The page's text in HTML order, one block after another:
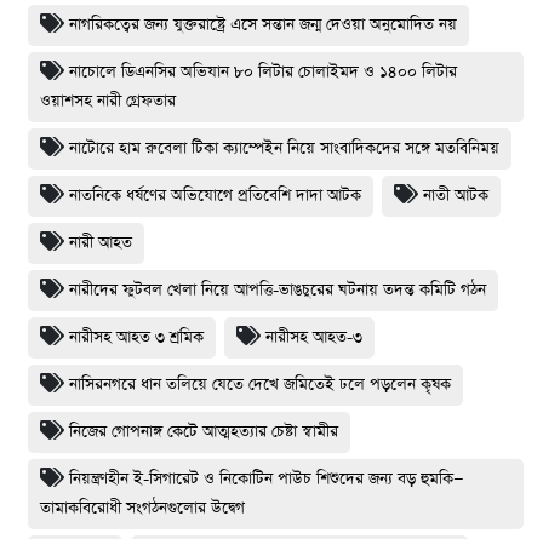
নাগরিকত্বের জন্য যুক্তরাষ্ট্রে এসে সন্তান জন্ম দেওয়া অনুমোদিত নয়
নাচোলে ডিএনসির অভিযান ৮০ লিটার চোলাইমদ ও ১৪০০ লিটার
ওয়াশসহ নারী গ্রেফতার
নাটোরে হাম রুবেলা টিকা ক্যাম্পেইন নিয়ে সাংবাদিকদের সঙ্গে মতবিনিময়
নাতনিকে ধর্ষণের অভিযোগে প্রতিবেশি দাদা আটক নাতী আটক
নারী আহত
নারীদের ফুটবল খেলা নিয়ে আপত্তি-ভাঙচুরের ঘটনায় তদন্ত কমিটি গঠন
নারীসহ আহত ৩ শ্রমিক নারীসহ আহত-৩
নাসিরনগরে ধান তলিয়ে যেতে দেখে জমিতেই ঢলে পড়লেন কৃষক
নিজের গোপনাঙ্গ কেটে আত্মহত্যার চেষ্টা স্বামীর
নিয়ন্ত্রণহীন ই-সিগারেট ও নিকোটিন পাউচ শিশুদের জন্য বড় হুমকি—
তামাকবিরোধী সংগঠনগুলোর উদ্বেগ